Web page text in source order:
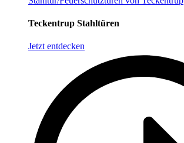
Teckentrup Stahltüren
Jetzt entdecken